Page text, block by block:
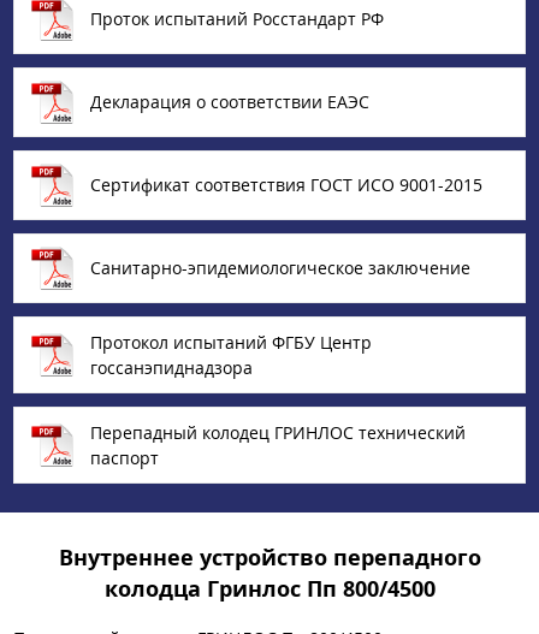
Проток испытаний Росстандарт РФ
Декларация о соответствии ЕАЭС
Сертификат соответствия ГОСТ ИСО 9001-2015
Санитарно-эпидемиологическое заключение
Протокол испытаний ФГБУ Центр
госсанэпиднадзора
Перепадный колодец ГРИНЛОС технический
паспорт
Внутреннее устройство перепадного
колодца Гринлос Пп 800/4500